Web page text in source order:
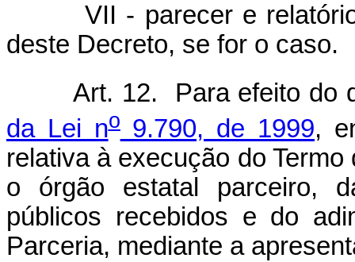
VII - parecer e relatório
deste Decreto, se for o caso.
Art. 12. Para efeito do
da Lei no9.790, de 1999,
relativa à execução do
o órgão estatal parceiro,
públicos recebidos e do
Parceria, mediante a